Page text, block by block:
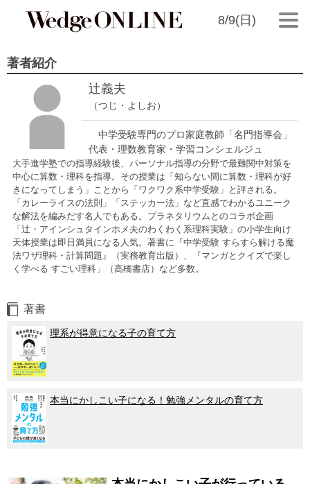
8/9(日)
著者紹介
辻義夫
（つじ・よしお）
中学受験専門のプロ家庭教師「名門指導会」
代表・理数教育家・学習コンシェルジュ
大手進学塾での指導経験後、パーソナル指導の分野で最難関中対策を
中心に算数・理科を指導。その授業は「知らない間に算数・理科が好
きになってしまう」ことから「ワクワク系中学受験」と評される。
「カレーライスの法則」「ステッカー法」など直感でわかるユニーク
な解法を編みだす名人でもある。プラネタリウムとのコラボ企画
「辻󠄀・アインシュタインホメ夫のわくわく系理科実験」の小学生向け
天体授業は即日満員になる人気。著書に『中学受験 すらすら解ける魔
法ワザ理科・計算問題』（実務教育出版）、『マンガとクイズで楽し
く学べる すごい理科」（高橋書店）など多数。
著書
理系が得意になる子の育て方
本当にかしこい子になる！勉強メンタルの育て方